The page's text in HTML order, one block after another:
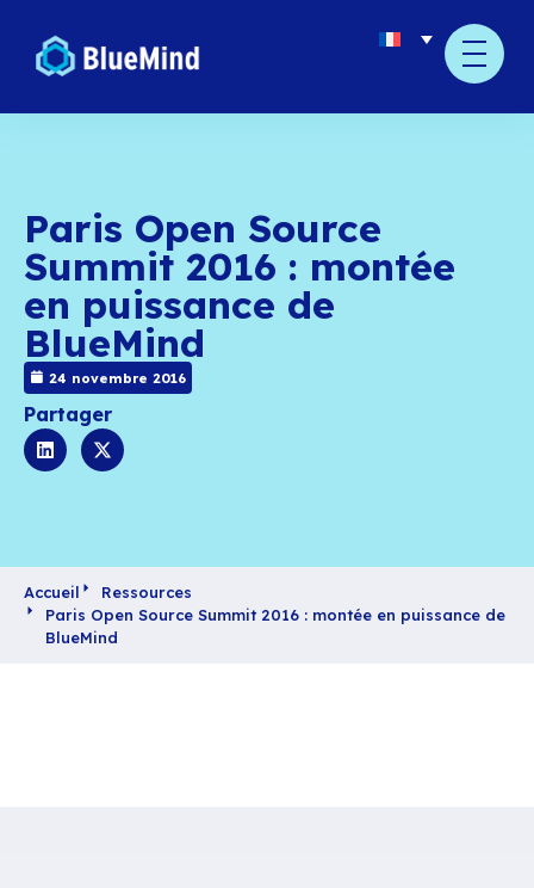
Paris Open Source
Summit 2016 :
en puissance de
BlueMind
24 novembre 2016